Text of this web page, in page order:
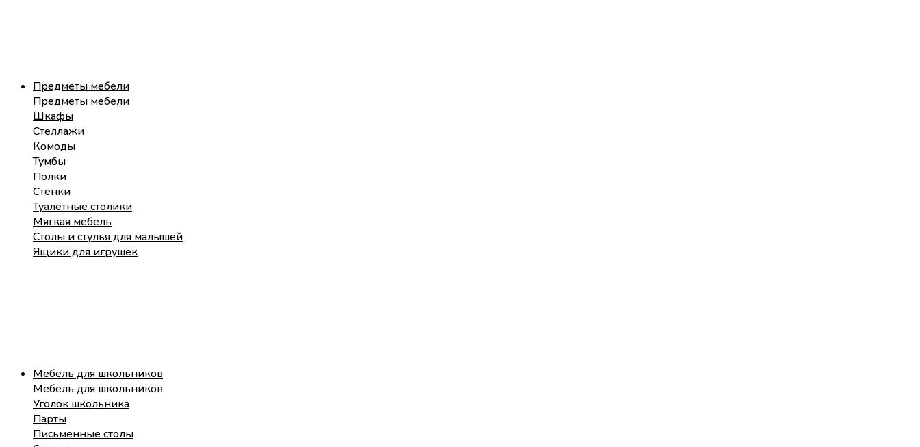
Предметы мебели
Предметы мебели
Шкафы
Стеллажи
Комоды
Тумбы
Полки
Стенки
Туалетные столики
Мягкая мебель
Столы и стулья для малышей
Ящики для игрушек
Мебель для школьников
Мебель для школьников
Уголок школьника
Парты
Письменные столы